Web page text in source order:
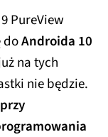
PureView
doAndroida 10
na tych
nie będzie.